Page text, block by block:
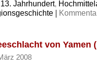
13. Jahrhundert,
|
von Yamen
2008